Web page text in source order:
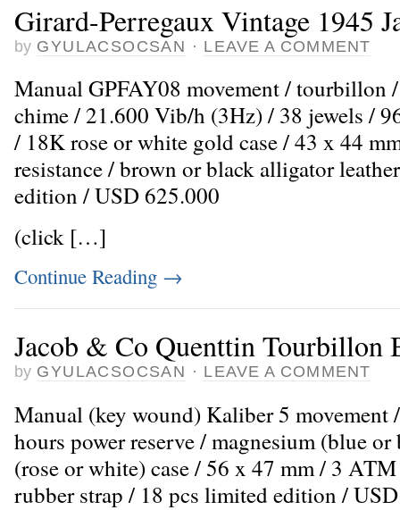
Girard-Perregaux Vintage 1945
by GYULACSOCSAN · LEAVE A COMMENT
Manual GPFAY08 movement / tourbillon
chime / 21.600 Vib/h (3Hz) / 38 jewels /
/ 18K rose or white gold case / 43 x 44
resistance / brown or black alligator
edition / USD 625.000
(click […]
Continue Reading →
Jacob & Co Quenttin Tourbillon
by GYULACSOCSAN · LEAVE A COMMENT
Manual (key wound) Kaliber 5
hours power reserve / magnesium (blue
(rose or white) case / 56 x 47 mm / 3
rubber strap / 18 pcs limited edition /